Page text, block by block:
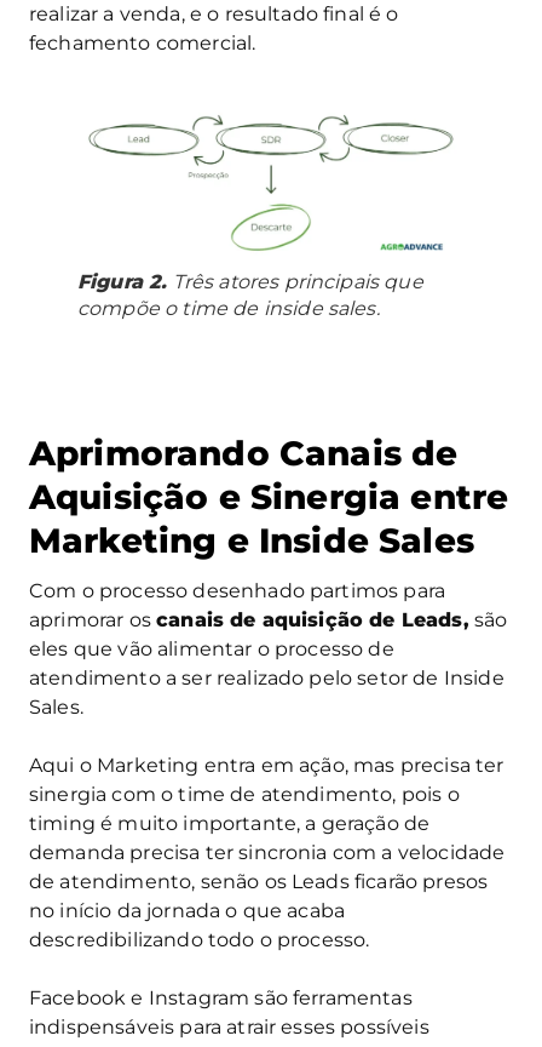
realizar a venda, e o resultado final é o
fechamento comercial.
Figura 2. Três atores principais que
compõe o time de inside sales.
Aprimorando Canais de
Aquisição e Sinergia entre
Marketing e Inside Sales
Com o processo desenhado partimos para
aprimorar oscanais de aquisição de Leads, são
eles que vão alimentar o processo de
atendimento a ser realizado pelo setor de Inside
Sales.
Aqui o Marketing entra em ação, mas precisa ter
sinergia com o time de atendimento, pois o
timing é muito importante, a geração de
demanda precisa ter sincronia com a velocidade
de atendimento, senão os Leads ficarão presos
no início da jornada o que acaba
descredibilizando todo o processo.
Facebook e Instagram são ferramentas
indispensáveis para atrair esses possíveis